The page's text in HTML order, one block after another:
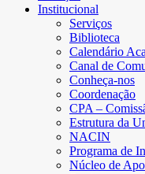
Institucional
Serviços
Biblioteca
Calendário
Canal de
Conheça-nos
Coordenação
CPA –
Estrutura da
NACIN
Programa de
Núcleo de